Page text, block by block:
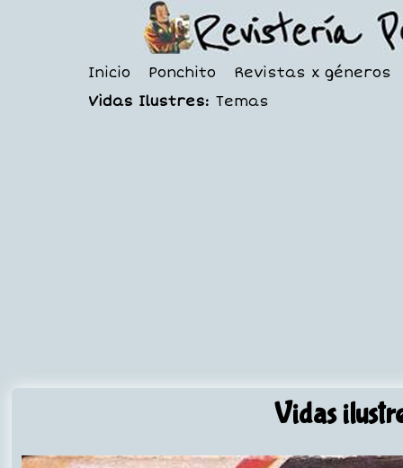
Inicio Ponchito
Revistas x géneros
Vidas Ilustres: Temas
Vidas